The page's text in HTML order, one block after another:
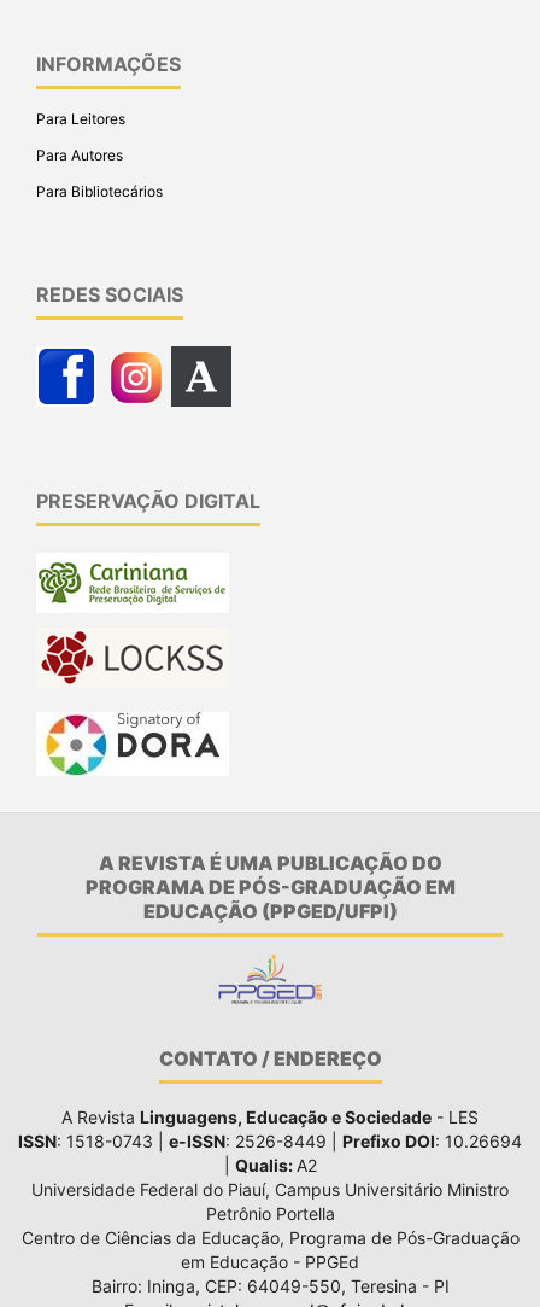
INFORMAÇÕES
Para Leitores
Para Autores
Para Bibliotecários
REDES SOCIAIS
PRESERVAÇÃO DIGITAL
A REVISTA É UMA PUBLICAÇÃO DO
PROGRAMA DE PÓS-GRADUAÇÃO EM
EDUCAÇÃO (PPGED/UFPI)
CONTATO / ENDEREÇO
A Revista Linguagens, Educação e Sociedade - LES
ISSN: 1518-0743 | e-ISSN: 2526-8449 | Prefixo DOI: 10.26694
Qualis: A2
Universidade Federal do Piauí, Campus Universitário Ministro
Petrônio Portella
Centro de Ciências da Educação, Programa de Pós-Graduação
em Educação - PPGEd
Bairro: Ininga, CEP: 64049-550, Teresina - PI